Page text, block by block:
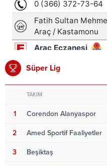
Süper Lig
TAKIM
1 Corendon Alanyaspor
2 Amed Sportif Faaliyetler
3 Beşiktaş